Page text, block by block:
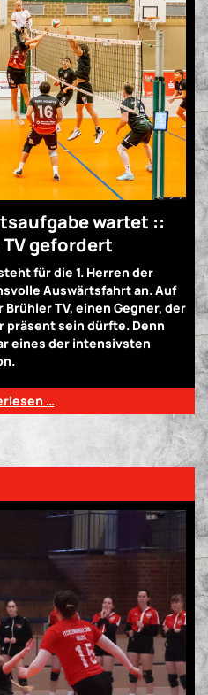
wartet ::
gefordert
für die 1. Herren der
Auswärtsfahrt an. Auf
TV, einen Gegner, der
präsent sein dürfte. Denn
eines der intensivsten
…